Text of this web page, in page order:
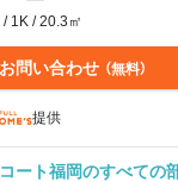
/ 1K / 20.3㎡
お問い合わせ （無料）
提供
ート福岡のすべての